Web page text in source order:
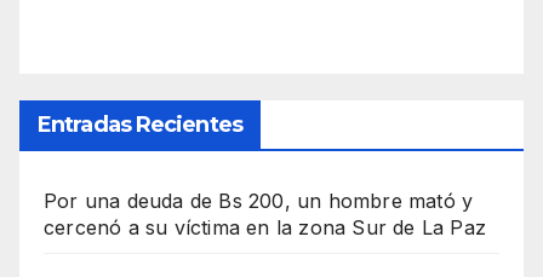
Entradas Recientes
Por una deuda de Bs 200, un hombre mató y
cercenó a su víctima en la zona Sur de La Paz